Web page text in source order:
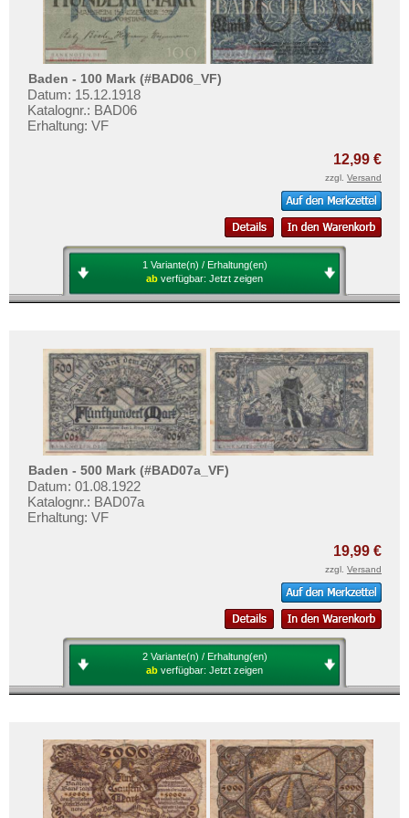
Mehr über...
Zahlungsbedingungen
Privatsphäre und Datenschutz
Widerrufsbelehrung
Liefer- und Versandkosten
Baden - 100 Mark (#BAD06_VF)
Datum: 15.12.1918
Katalognr.: BAD06
Erhaltung: VF
12,99 €
zzgl. Versand
1 Variante(n) / Erhaltung(en)
ab verfügbar: Jetzt zeigen
Baden - 500 Mark (#BAD07a_VF)
Datum: 01.08.1922
Katalognr.: BAD07a
Erhaltung: VF
19,99 €
zzgl. Versand
2 Variante(n) / Erhaltung(en)
ab verfügbar: Jetzt zeigen